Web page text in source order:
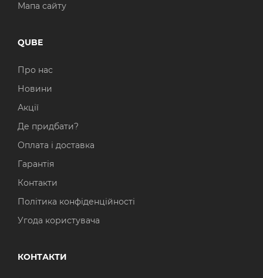
Мапа сайту
QUBE
Про нас
Новини
Акції
Де придбати?
Оплата і доставка
Гарантія
Контакти
Політика конфіденційності
Угода користувача
КОНТАКТИ